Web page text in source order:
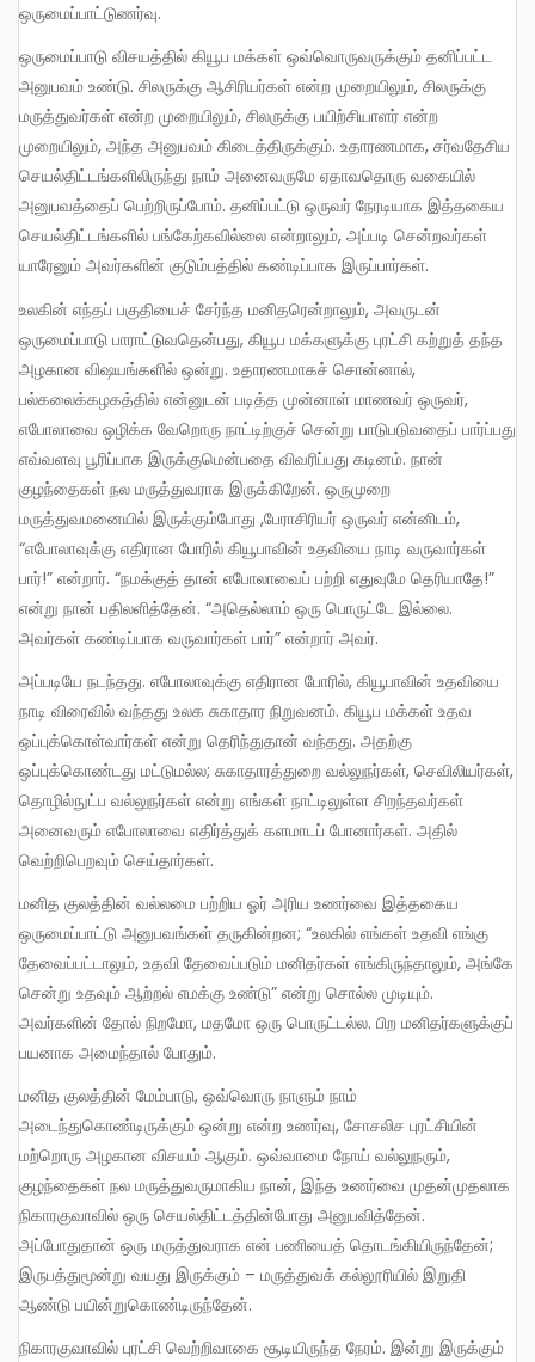
ஒருமைப்பாட்டுணர்வு.
ஒருமைப்பாடு விசயத்தில் கியூப மக்கள் ஒவ்வொருவருக்கும் தனிப்பட்ட
அனுபவம் உண்டு. சிலருக்கு ஆசிரியர்கள் என்ற முறையிலும், சிலருக்கு
மருத்துவர்கள் என்ற முறையிலும், சிலருக்கு பயிற்சியாளர் என்ற
முறையிலும், அந்த அனுபவம் கிடைத்திருக்கும். உதாரணமாக, சர்வதேசிய
செயல்திட்டங்களிலிருந்து நாம் அனைவருமே ஏதாவதொரு வகையில்
அனுபவத்தைப் பெற்றிருப்போம். தனிப்பட்டு ஒருவர் நேரடியாக இத்தகைய
செயல்திட்டங்களில் பங்கேற்கவில்லை என்றாலும், அப்படி சென்றவர்கள்
யாரேனும் அவர்களின் குடும்பத்தில் கண்டிப்பாக இருப்பார்கள்.
உலகின் எந்தப் பகுதியைச் சேர்ந்த மனிதரென்றாலும், அவருடன்
ஒருமைப்பாடு பாராட்டுவதென்பது, கியூப மக்களுக்கு புரட்சி கற்றுத் தந்த
அழகான விஷயங்களில் ஒன்று. உதாரணமாகச் சொன்னால்,
பல்கலைக்கழகத்தில் என்னுடன் படித்த முன்னாள் மாணவர் ஒருவர்,
எபோலாவை ஒழிக்க வேறொரு நாட்டிற்குச் சென்று பாடுபடுவதைப் பார்ப்பது
எவ்வளவு பூரிப்பாக இருக்குமென்பதை விவரிப்பது கடினம். நான்
குழந்தைகள் நல மருத்துவராக இருக்கிறேன். ஒருமுறை
மருத்துவமனையில் இருக்கும்போது ,பேராசிரியர் ஒருவர் என்னிடம்,
“எபோலாவுக்கு எதிரான போரில் கியூபாவின் உதவியை நாடி வருவார்கள்
பார்!” என்றார். “நமக்குத் தான் எபோலாவைப் பற்றி எதுவுமே தெரியாதே!”
என்று நான் பதிலளித்தேன். “அதெல்லாம் ஒரு பொருட்டே இல்லை.
அவர்கள் கண்டிப்பாக வருவார்கள் பார்” என்றார் அவர்.
அப்படியே நடந்தது. எபோலாவுக்கு எதிரான போரில், கியூபாவின் உதவியை
நாடி விரைவில் வந்தது உலக சுகாதார நிறுவனம். கியூப மக்கள் உதவ
ஒப்புக்கொள்வார்கள் என்று தெரிந்துதான் வந்தது. அதற்கு
ஒப்புக்கொண்டது மட்டுமல்ல; சுகாதாரத்துறை வல்லுநர்கள், செவிலியர்கள்,
தொழில்நுட்ப வல்லுநர்கள் என்று எங்கள் நாட்டிலுள்ள சிறந்தவர்கள்
அனைவரும் எபோலாவை எதிர்த்துக் களமாடப் போனார்கள். அதில்
வெற்றிபெறவும் செய்தார்கள்.
மனித குலத்தின் வல்லமை பற்றிய ஓர் அரிய உணர்வை இத்தகைய
ஒருமைப்பாட்டு அனுபவங்கள் தருகின்றன; “உலகில் எங்கள் உதவி எங்கு
தேவைப்பட்டாலும், உதவி தேவைப்படும் மனிதர்கள் எங்கிருந்தாலும், அங்கே
சென்று உதவும் ஆற்றல் எமக்கு உண்டு” என்று சொல்ல முடியும்.
அவர்களின் தோல் நிறமோ, மதமோ ஒரு பொருட்டல்ல. பிற மனிதர்களுக்குப்
பயனாக அமைந்தால் போதும்.
மனித குலத்தின் மேம்பாடு, ஒவ்வொரு நாளும் நாம்
அடைந்துகொண்டிருக்கும் ஒன்று என்ற உணர்வு, சோசலிச புரட்சியின்
மற்றொரு அழகான விசயம் ஆகும். ஒவ்வாமை நோய் வல்லுநரும்,
குழந்தைகள் நல மருத்துவருமாகிய நான், இந்த உணர்வை முதன்முதலாக
நிகாரகுவாவில் ஒரு செயல்திட்டத்தின்போது அனுபவித்தேன்.
அப்போதுதான் ஒரு மருத்துவராக என் பணியைத் தொடங்கியிருந்தேன்;
இருபத்துமூன்று வயது இருக்கும் – மருத்துவக் கல்லூரியில் இறுதி
ஆண்டு பயின்றுகொண்டிருந்தேன்.
நிகாரகுவாவில் புரட்சி வெற்றிவாகை சூடியிருந்த நேரம். இன்று இருக்கும்